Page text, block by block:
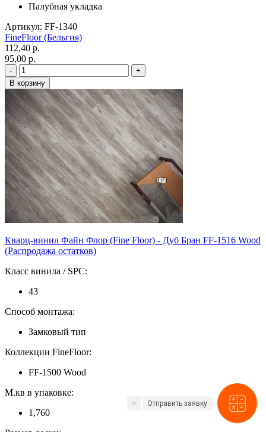
Палубная укладка
Артикул: FF-1340
FineFloor (Бельгия)
112,40 p.
95,00 p.
Кварц-винил Файн Флор (Fine Floor) - Дуб Бран FF-1516 Wood
(Распродажа остатков)
Класс винила / SPC:
43
Способ монтажа:
Замковый тип
Коллекции FineFloor:
FF-1500 Wood
М.кв в упаковке:
1,760
Отправить заявку